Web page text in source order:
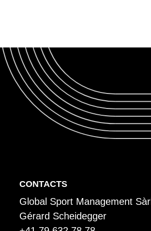
P
i
CONTACTS
Global Sport Management Sàrl
Gérard Scheidegger